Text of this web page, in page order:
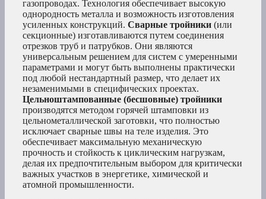
газопроводах. Технология обеспечивает высокую
однородность металла и возможность изготовления
усиленных конструкций. Сварные тройники (или
секционные) изготавливаются путем соединения
отрезков труб и патрубков. Они являются
универсальным решением для систем с умеренными
параметрами и могут быть выполнены практически
под любой нестандартный размер, что делает их
незаменимыми в специфических проектах.
Цельноштампованные (бесшовные) тройники
производятся методом горячей штамповки из
цельнометаллической заготовки, что полностью
исключает сварные швы на теле изделия. Это
обеспечивает максимальную механическую
прочность и стойкость к циклическим нагрузкам,
делая их предпочтительным выбором для критически
важных участков в энергетике, химической и
атомной промышленности.